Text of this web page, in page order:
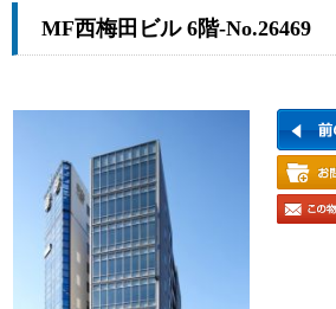
MF西梅田ビル 6階-No.26469